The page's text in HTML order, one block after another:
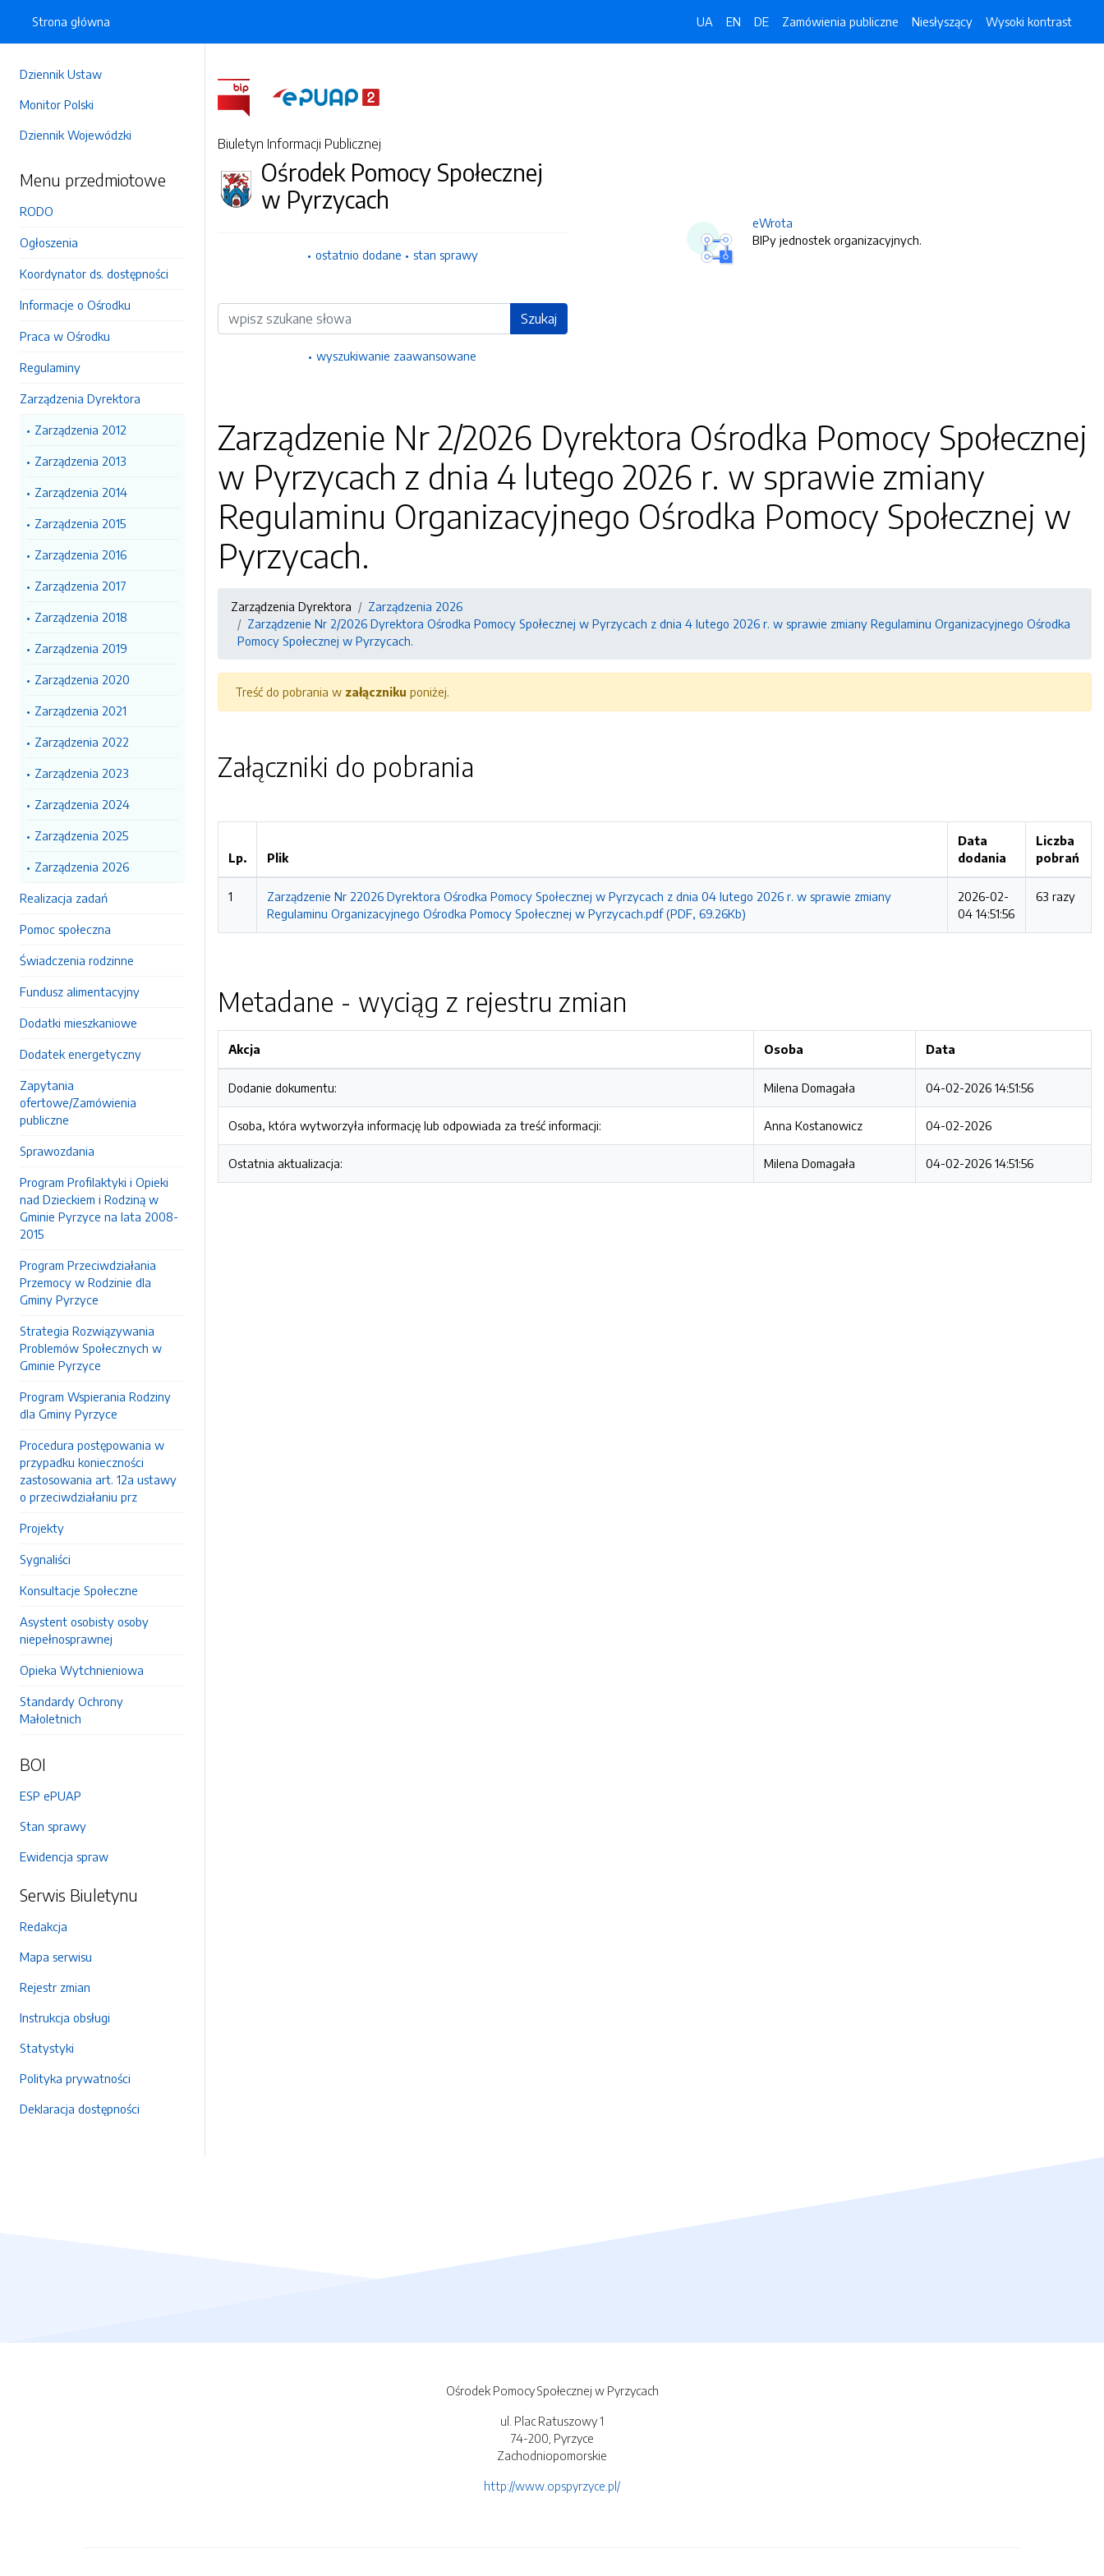
Dziennik Ustaw
Monitor Polski
Dziennik Wojewódzki
Menu przedmiotowe
RODO
Ogłoszenia
Koordynator ds. dostępności
Informacje o Ośrodku
Praca w Ośrodku
Regulaminy
Zarządzenia Dyrektora
Zarządzenia 2012
Zarządzenia 2013
Zarządzenia 2014
Zarządzenia 2015
Zarządzenia 2016
Zarządzenia 2017
Zarządzenia 2018
Zarządzenia 2019
Zarządzenia 2020
Zarządzenia 2021
Zarządzenia 2022
Zarządzenia 2023
Zarządzenia 2024
Zarządzenia 2025
Zarządzenia 2026
Realizacja zadań
Pomoc społeczna
Świadczenia rodzinne
Fundusz alimentacyjny
Dodatki mieszkaniowe
Dodatek energetyczny
Zapytania
ofertowe/Zamówienia
publiczne
Sprawozdania
Program Profilaktyki i Opieki
nad Dzieckiem i Rodziną w
Gminie Pyrzyce na lata 2008-
2015
Program Przeciwdziałania
Przemocy w Rodzinie dla
Gminy Pyrzyce
Strategia Rozwiązywania
Problemów Społecznych w
Gminie Pyrzyce
Program Wspierania Rodziny
dla Gminy Pyrzyce
Procedura postępowania w
przypadku konieczności
zastosowania art. 12a ustawy
o przeciwdziałaniu prz
Projekty
Sygnaliści
Konsultacje Społeczne
Asystent osobisty osoby
niepełnosprawnej
Opieka Wytchnieniowa
Standardy Ochrony
Małoletnich
BOI
ESP ePUAP
Stan sprawy
Ewidencja spraw
Serwis Biuletynu
Redakcja
Mapa serwisu
Rejestr zmian
Instrukcja obsługi
Statystyki
Polityka prywatności
Deklaracja dostępności
Strona główna UA EN DE Zamówienia publiczne Niesłyszący Wysoki kontrast
Biuletyn Informacji Publicznej
Ośrodek Pomocy Społecznej
w Pyrzycach
ostatnio dodane stan sprawy
Wyszukiwarka Szukaj
wyszukiwanie zaawansowane
eWrota
BIPy jednostek organizacyjnych.
Zarządzenie Nr 2/2026 Dyrektora Ośrodka Pomocy Społecznej
w Pyrzycach z dnia 4 lutego 2026 r. w sprawie zmiany
Regulaminu Organizacyjnego Ośrodka Pomocy Społecznej w
Pyrzycach.
Zarządzenia Dyrektora
Zarządzenia 2026
Zarządzenie Nr 2/2026 Dyrektora Ośrodka Pomocy Społecznej w Pyrzycach z dnia 4 lutego 2026 r. w sprawie zmiany Regulaminu Organizacyjnego Ośrodka
Pomocy Społecznej w Pyrzycach.
Treść do pobrania w załączniku poniżej.
Załączniki do pobrania
Lp. Plik
Data
dodania
Liczba
pobrań
1
Zarządzenie Nr 22026 Dyrektora Ośrodka Pomocy Społecznej w Pyrzycach z dnia 04 lutego 2026 r. w sprawie zmiany
Regulaminu Organizacyjnego Ośrodka Pomocy Społecznej w Pyrzycach.pdf (PDF, 69.26Kb)
2026-02-
04 14:51:56
63 razy
Metadane - wyciąg z rejestru zmian
Akcja Osoba Data
Dodanie dokumentu: Milena Domagała 04-02-2026 14:51:56
Osoba, która wytworzyła informację lub odpowiada za treść informacji: Anna Kostanowicz 04-02-2026
Ostatnia aktualizacja: Milena Domagała 04-02-2026 14:51:56
Ośrodek Pomocy Społecznej w Pyrzycach
ul. Plac Ratuszowy 1
74-200, Pyrzyce
Zachodniopomorskie
http://www.opspyrzyce.pl/